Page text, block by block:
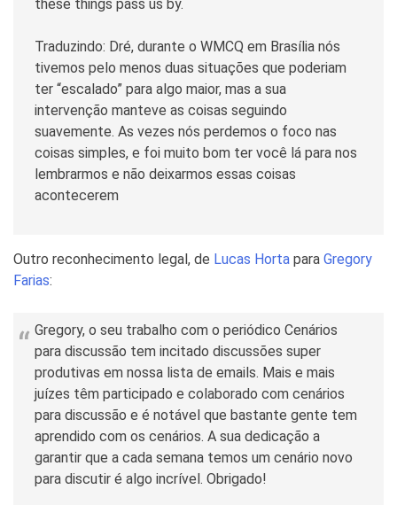
these things pass us by.
Traduzindo: Dré, durante o WMCQ em Brasília nós
tivemos pelo menos duas situações que poderiam
ter “escalado” para algo maior, mas a sua
intervenção manteve as coisas seguindo
suavemente. As vezes nós perdemos o foco nas
coisas simples, e foi muito bom ter você lá para nos
lembrarmos e não deixarmos essas coisas
acontecerem
Outro reconhecimento legal, de Lucas Horta para Gregory
Farias:
Gregory, o seu trabalho com o periódico Cenários
para discussão tem incitado discussões super
produtivas em nossa lista de emails. Mais e mais
juízes têm participado e colaborado com cenários
para discussão e é notável que bastante gente tem
aprendido com os cenários. A sua dedicação a
garantir que a cada semana temos um cenário novo
para discutir é algo incrível. Obrigado!